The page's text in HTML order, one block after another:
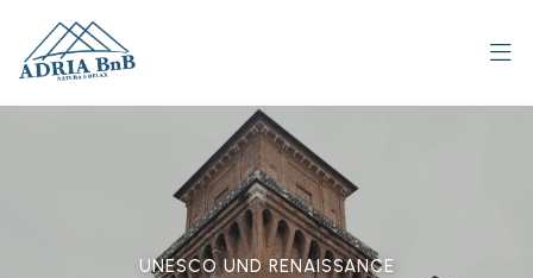
UNESCO UND RENAISSANCE